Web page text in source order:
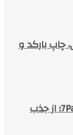
چاپ بارکد و
خدمات شبکه‌های اجتماعی 7Panel؛ از جذب